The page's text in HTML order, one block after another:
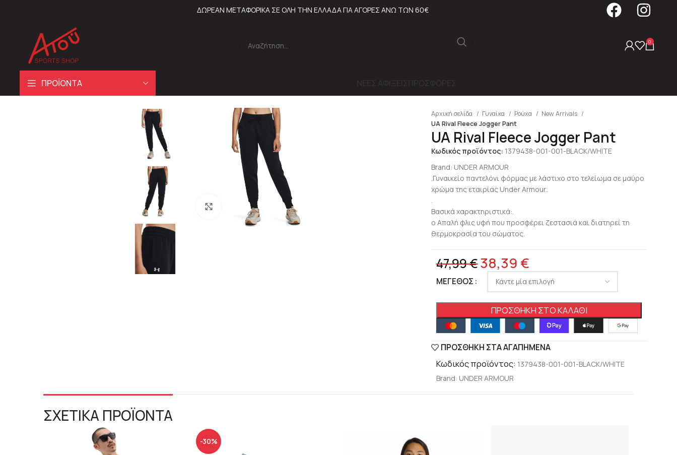
ΔΩΡΕΑΝ ΜΕΤΑΦΟΡΙΚΑ ΣΕ ΟΛΗ ΤΗΝ ΕΛΛΑΔΑ ΓΙΑ ΑΓΟΡΕΣ ΑΝΩ ΤΩΝ 60€
0
ΠΡΟΪΟΝΤΑ
Click to enlarge
Αρχική σελίδα Γυναίκα Ρούχα
New Arrivals
UA Rival Fleece Jogger Pant
UA Rival Fleece Jogger Pant
Κωδικός προϊόντος: 1379438-001-001-BLACK/WHITE
Brand: UNDER ARMOUR
.Γυναικείο παντελόνι φόρμας με λάστιχο στο τελείωμα σε μαύρο
χρώμα της εταιρίας Under Armour..
.
Βασικά χαρακτηριστικά:.
o Απαλή φλις υφή που προσφέρει ζεστασιά και διατηρεί τη
θερμοκρασία του σώματος.
47,99€38,39 €
ΜΈΓΕΘΟΣ
ΠΡΟΣΘΉΚΗ ΣΤΟ ΚΑΛΆΘΙ
ΠΡΟΣΘΉΚΗ ΣΤΑ ΑΓΑΠΗΜΈΝΑ
Κωδικός προϊόντος: 1379438-001-001-BLACK/WHITE
Brand: UNDER ARMOUR
ΣΧΕΤΙΚΑ ΠΡΟΪΟΝΤΑ
-30%